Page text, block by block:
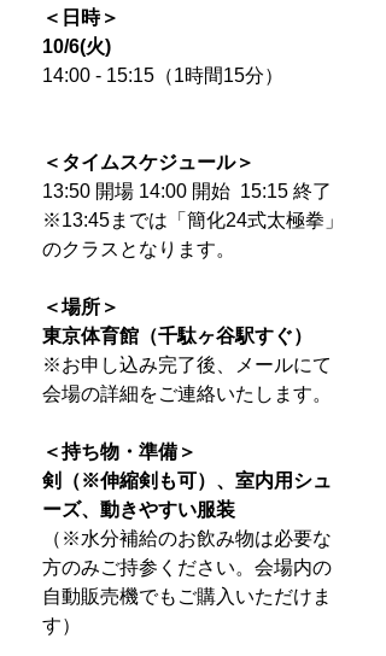
＜日時＞
10/6(火)
14:00 - 15:15（1時間15分）
＜タイムスケジュール＞
13:50 開場 14:00 開始 15:15 終了
※13:45までは「簡化24式太極拳」
のクラスとなります。
＜場所＞
東京体育館（千駄ヶ谷駅すぐ）
※お申し込み完了後、メールにて
会場の詳細をご連絡いたします。
＜持ち物・準備＞
剣（※伸縮剣も可）、室内用シュ
ーズ、動きやすい服装
（※水分補給のお飲み物は必要な
方のみご持参ください。会場内の
自動販売機でもご購入いただけま
す）